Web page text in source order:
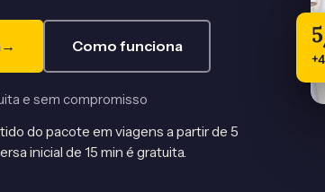
→ Como funciona
e sem compromisso
do pacote em viagens a partir de 5
inicial de 15 min é gratuita.